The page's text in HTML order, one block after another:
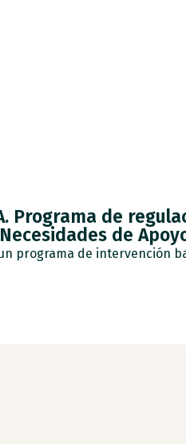
Programa de
de
programa de intervención